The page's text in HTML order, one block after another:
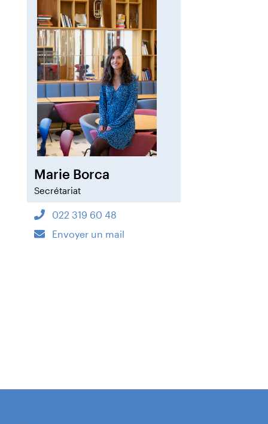
Marie Borca
Secrétariat
022 319 60 48
Envoyer un mail